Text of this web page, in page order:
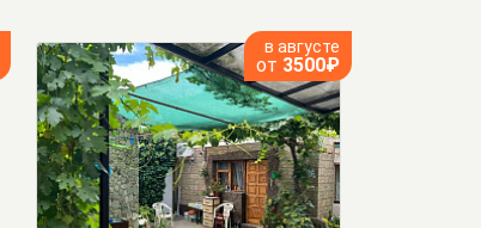
в августе
от 3500₽